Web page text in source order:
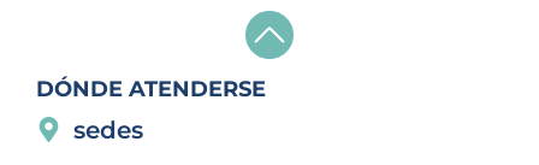
DÓNDE ATENDERSE
sedes